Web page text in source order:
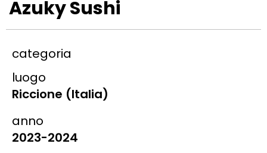
Azuky Sushi
categoria
luogo
Riccione (Italia)
anno
2023-2024